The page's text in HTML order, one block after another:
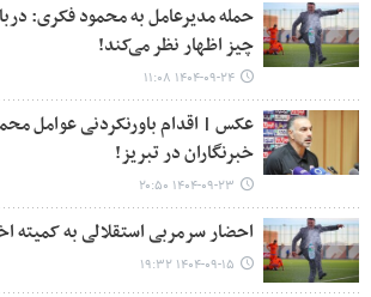
حمله مدیرعامل به محمود فکری:
چیز اظهار نظر می‌کند!
۱۴۰۴-۰۹-۲۴ ۱۱:۰۸
عکس | اقدام باورنکردنی عوامل
خبرنگاران در تبریز!
۱۴۰۴-۰۹-۲۳ ۲۰:۵۰
احضار سرمربی استقلالی به کمیته
۱۴۰۴-۰۹-۱۵ ۱۹:۳۲